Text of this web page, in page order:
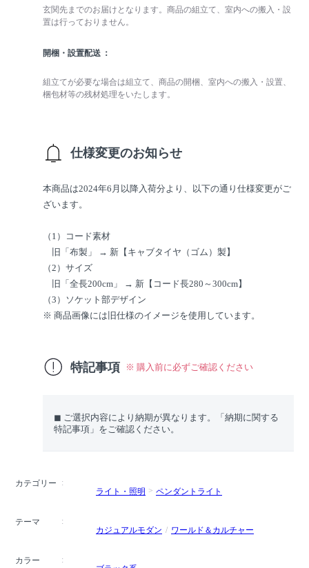
玄関先までのお届けとなります。商品の組立て、室内への搬入・設
置は行っておりません。
開梱・設置配送
組立てが必要な場合は組立て、商品の開梱、室内への搬入・設置、
梱包材等の残材処理をいたします。
仕様変更のお知らせ
本商品は2024年6月以降入荷分より、以下の通り仕様変更がご
ざいます。
（1）コード素材
旧「布製」 → 新【キャブタイヤ（ゴム）製】
（2）サイズ
旧「全長200cm」 → 新【コード長280～300cm】
（3）ソケット部デザイン
※ 商品画像には旧仕様のイメージを使用しています。
特記事項 ※ 購入前に必ずご確認ください
◼︎ ご選択内容により納期が異なります。「納期に関する
特記事項」をご確認ください。
カテゴリー
ライト・照明
ペンダントライト
テーマ
カジュアルモダン
ワールド＆カルチャー
カラー